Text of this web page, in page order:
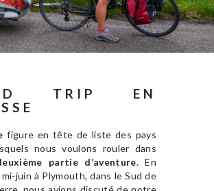
TRIP EN
figure en tête de liste des pays
nous voulons rouler dans
partie d’aventure. En
juin à Plymouth, dans le Sud de